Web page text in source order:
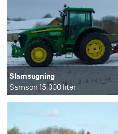
Slamsugning
Samson 15.000 liter